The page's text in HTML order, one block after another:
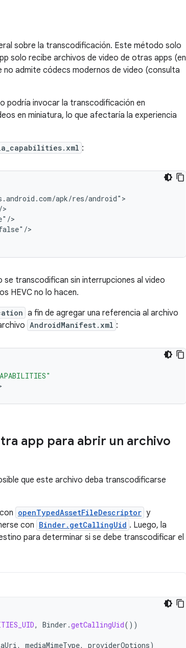
sobre la transcodificación. Este método solo
solo recibe archivos de video de otras apps (en
no admite códecs modernos de video (consulta
podría invocar la transcodificación en
en miniatura, lo que afectaría la experiencia
:
apk/res/android">
>
>
>
se transcodifican sin interrupciones al video
HEVC no lo hacen.
a fin de agregar una referencia al archivo
AndroidManifest.xml :
app para abrir un archivo
que este archivo deba transcodificarse
openTypedAssetFileDescriptor y
con Binder.getCallingUid . Luego, la
para determinar si se debe transcodificar el
, Binder .getCallingUid())
, mediaMimeType, providerOptions)